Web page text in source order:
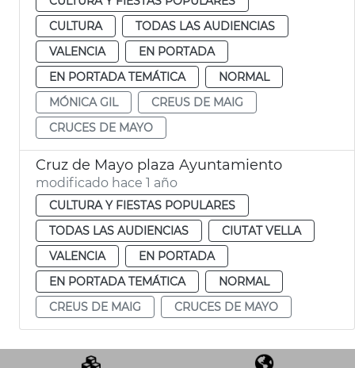
CULTURA
TODAS LAS AUDIENCIAS
VALENCIA
EN PORTADA
EN PORTADA TEMÁTICA
NORMAL
MÓNICA GIL
CREUS DE MAIG
CRUCES DE MAYO
Cruz de Mayo plaza Ayuntamiento
modificado hace 1 año
CULTURA Y FIESTAS POPULARES
TODAS LAS AUDIENCIAS
CIUTAT VELLA
VALENCIA
EN PORTADA
EN PORTADA TEMÁTICA
NORMAL
CREUS DE MAIG
CRUCES DE MAYO